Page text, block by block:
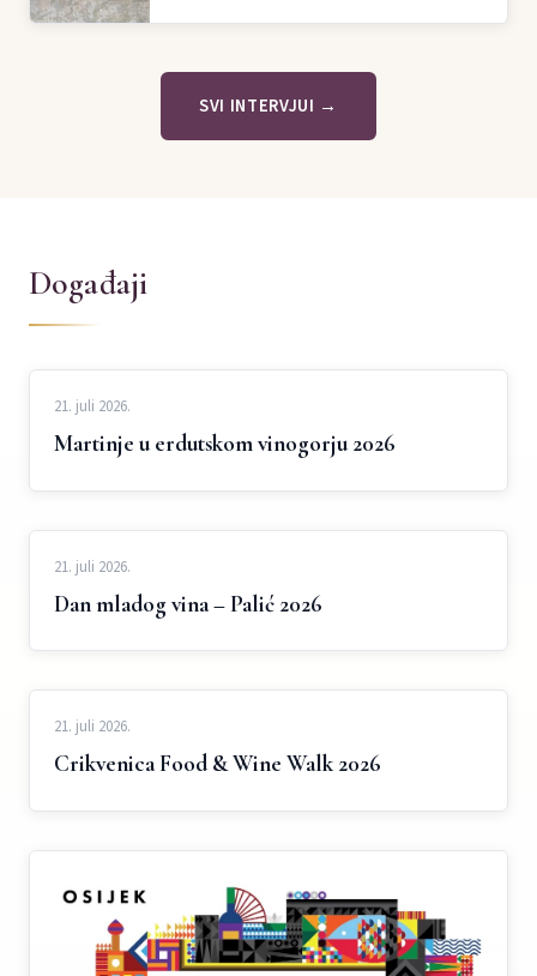
SVI INTERVJUI →
Događaji
21. juli 2026.
Martinje u erdutskom vinogorju 2026
21. juli 2026.
Dan mladog vina – Palić 2026
21. juli 2026.
Crikvenica Food & Wine Walk 2026